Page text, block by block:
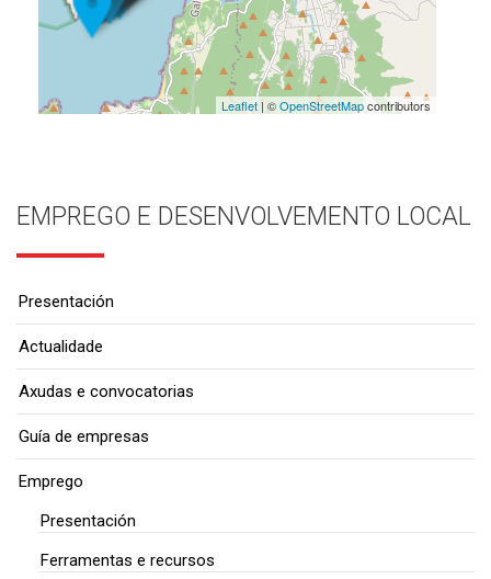
Leaflet| ©OpenStreetMapcontributors
EMPREGO E DESENVOLVEMENTO LOCAL
Presentación
Actualidade
Axudas e convocatorias
Guía de empresas
Emprego
Presentación
Ferramentas e recursos